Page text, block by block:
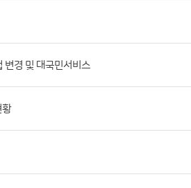
변경 및 대국민서비스
황